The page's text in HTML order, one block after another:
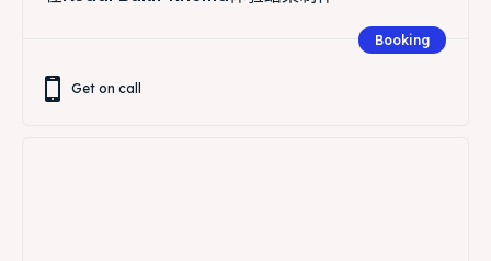
Booking
Get on call